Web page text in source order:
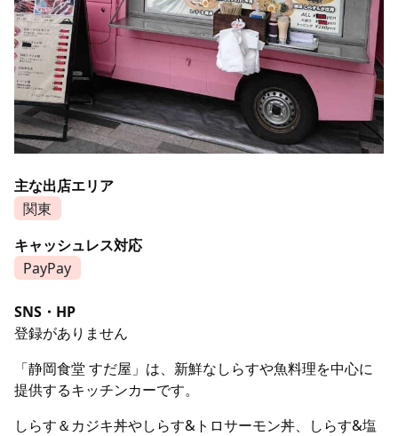
主な出店エリア
関東
キャッシュレス対応
PayPay
SNS・HP
登録がありません
「静岡食堂 すだ屋」は、新鮮なしらすや魚料理を中心に
提供するキッチンカーです。
しらす＆カジキ丼やしらす&トロサーモン丼、しらす&塩